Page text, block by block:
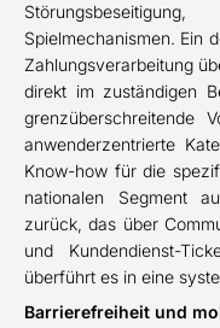
Spielmechanismen. Ein
Zahlungsverarbeitung
direkt im zuständigen
grenzüberschreitende
anwenderzentrierte
Know-how für die
nationalen Segment
zurück, das über
und Kundendienst-
überführt es in eine
Barrierefreiheit und